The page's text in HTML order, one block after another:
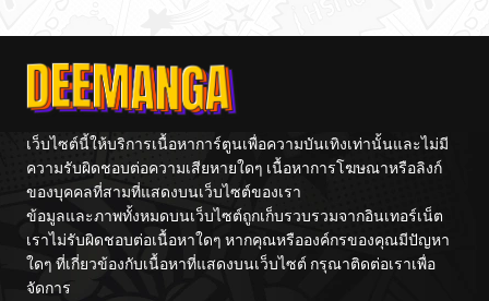
เว็บไซต์นี้ให้บริการเนื้อหาการ์ตูนเพื่อความบันเทิงเท่านั้นและไม่มี
ความรับผิดชอบต่อความเสียหายใดๆ เนื้อหาการโฆษณาหรือลิงก์
ของบุคคลที่สามที่แสดงบนเว็บไซต์ของเรา
ข้อมูลและภาพทั้งหมดบนเว็บไซต์ถูกเก็บรวบรวมจากอินเทอร์เน็ต
เราไม่รับผิดชอบต่อเนื้อหาใดๆ หากคุณหรือองค์กรของคุณมีปัญหา
ใดๆ ที่เกี่ยวข้องกับเนื้อหาที่แสดงบนเว็บไซต์ กรุณาติดต่อเราเพื่อ
จัดการ